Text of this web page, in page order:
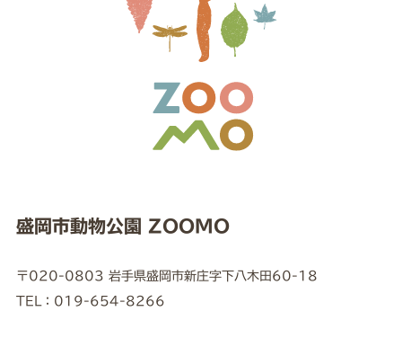
盛岡市動物公園 ZOOMO
〒020-0803 岩手県盛岡市新庄字下八木田60-18
TEL：019-654-8266